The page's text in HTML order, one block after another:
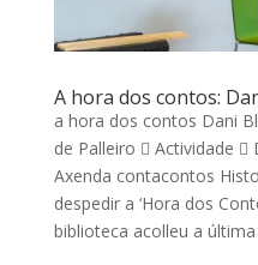
A hora dos contos:
a hora dos contos Dani
de Palleiro  Actividade
Axenda contacontos
despedir a ‘Hora dos
biblioteca acolleu a